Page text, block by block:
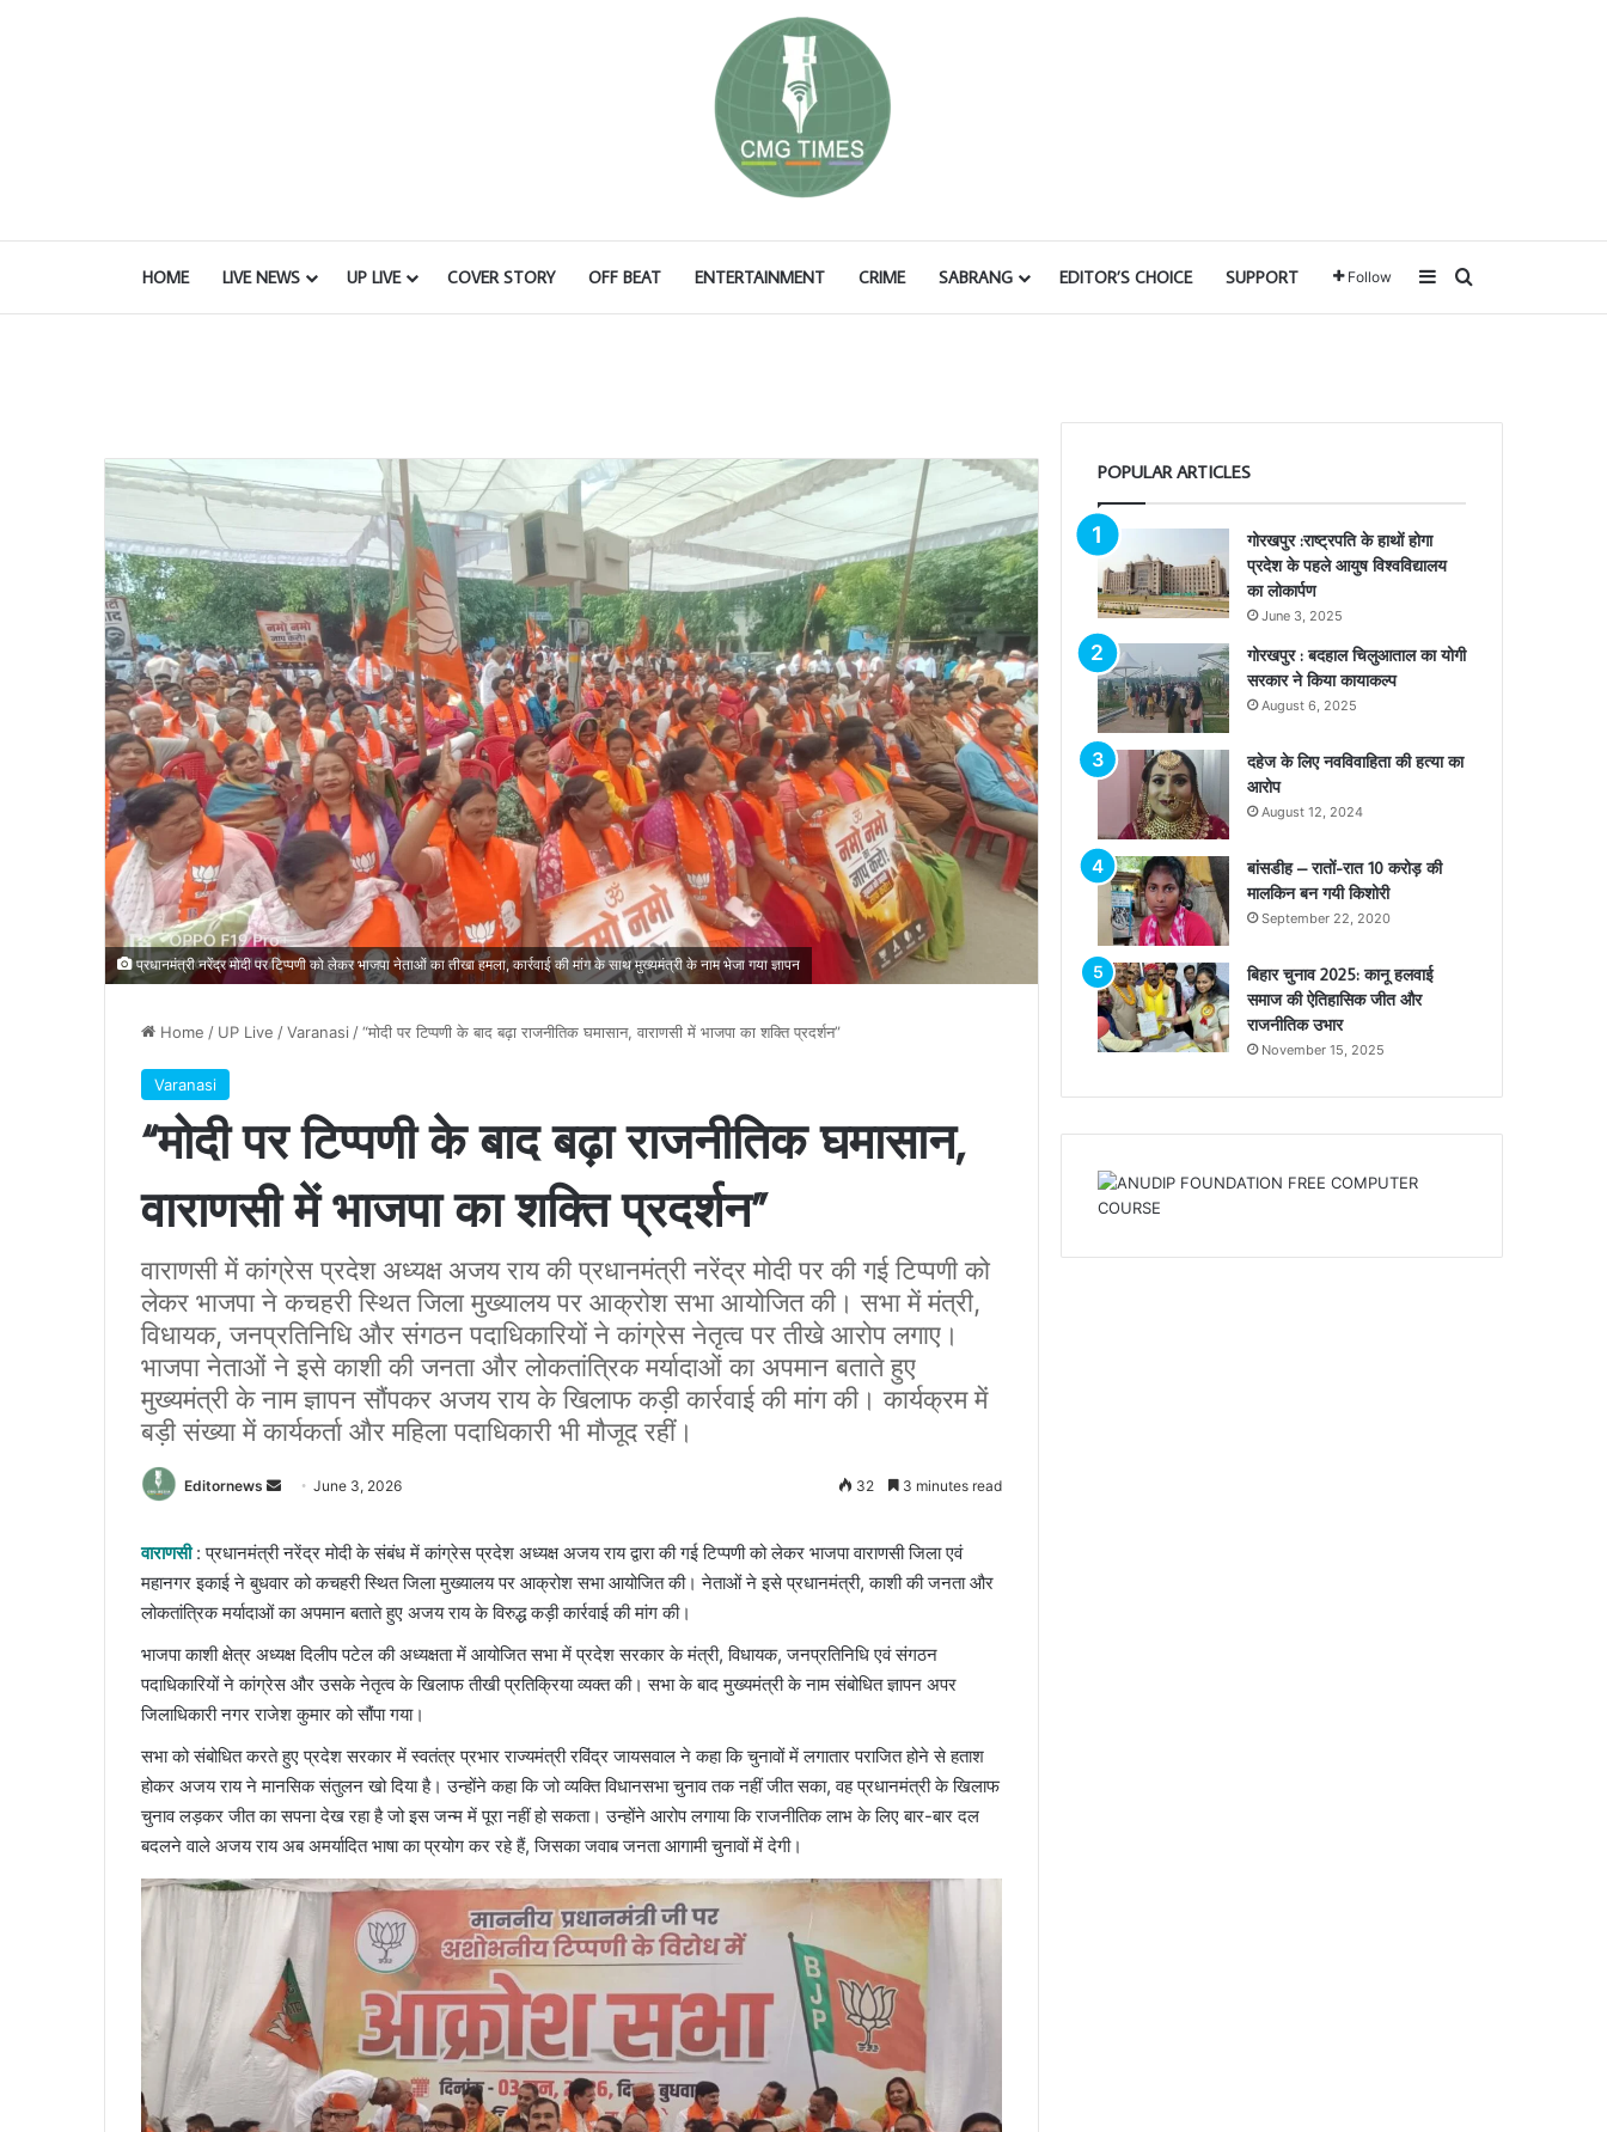
HOME LIVE NEWS UP LIVE COVER STORY OFF BEAT ENTERTAINMENT CRIME SABRANG EDITOR’S CHOICE SUPPORT Follow SidebarSearch for
प्रधानमंत्री नरेंद्र मोदी पर टिप्पणी को लेकर भाजपा नेताओं का तीखा हमला, कार्रवाई की मांग के साथ मुख्यमंत्री के नाम भेजा गया ज्ञापन
Home / UP Live /Varanasi /“मोदी पर टिप्पणी के बाद बढ़ा राजनीतिक घमासान, वाराणसी में भाजपा का शक्ति प्रदर्शन”
Varanasi
“मोदी पर टिप्पणी के बाद बढ़ा राजनीतिक घमासान,
वाराणसी में भाजपा का शक्ति प्रदर्शन”
वाराणसी में कांग्रेस प्रदेश अध्यक्ष अजय राय की प्रधानमंत्री नरेंद्र मोदी पर की गई टिप्पणी को
लेकर भाजपा ने कचहरी स्थित जिला मुख्यालय पर आक्रोश सभा आयोजित की। सभा में मंत्री,
विधायक, जनप्रतिनिधि और संगठन पदाधिकारियों ने कांग्रेस नेतृत्व पर तीखे आरोप लगाए।
भाजपा नेताओं ने इसे काशी की जनता और लोकतांत्रिक मर्यादाओं का अपमान बताते हुए
मुख्यमंत्री के नाम ज्ञापन सौंपकर अजय राय के खिलाफ कड़ी कार्रवाई की मांग की। कार्यक्रम में
बड़ी संख्या में कार्यकर्ता और महिला पदाधिकारी भी मौजूद रहीं।
Editornews
Send
email
June 3, 2026 32 3 minutes read
वाराणसी : प्रधानमंत्री नरेंद्र मोदी के संबंध में कांग्रेस प्रदेश अध्यक्ष अजय राय द्वारा की गई टिप्पणी को लेकर भाजपा वाराणसी जिला एवं
महानगर इकाई ने बुधवार को कचहरी स्थित जिला मुख्यालय पर आक्रोश सभा आयोजित की। नेताओं ने इसे प्रधानमंत्री, काशी की जनता और
लोकतांत्रिक मर्यादाओं का अपमान बताते हुए अजय राय के विरुद्ध कड़ी कार्रवाई की मांग की।
भाजपा काशी क्षेत्र अध्यक्ष दिलीप पटेल की अध्यक्षता में आयोजित सभा में प्रदेश सरकार के मंत्री, विधायक, जनप्रतिनिधि एवं संगठन
पदाधिकारियों ने कांग्रेस और उसके नेतृत्व के खिलाफ तीखी प्रतिक्रिया व्यक्त की। सभा के बाद मुख्यमंत्री के नाम संबोधित ज्ञापन अपर
जिलाधिकारी नगर राजेश कुमार को सौंपा गया।
सभा को संबोधित करते हुए प्रदेश सरकार में स्वतंत्र प्रभार राज्यमंत्री रविंद्र जायसवाल ने कहा कि चुनावों में लगातार पराजित होने से हताश
होकर अजय राय ने मानसिक संतुलन खो दिया है। उन्होंने कहा कि जो व्यक्ति विधानसभा चुनाव तक नहीं जीत सका, वह प्रधानमंत्री के खिलाफ
चुनाव लड़कर जीत का सपना देख रहा है जो इस जन्म में पूरा नहीं हो सकता। उन्होंने आरोप लगाया कि राजनीतिक लाभ के लिए बार-बार दल
बदलने वाले अजय राय अब अमर्यादित भाषा का प्रयोग कर रहे हैं, जिसका जवाब जनता आगामी चुनावों में देगी।
POPULAR ARTICLES
गोरखपुर :राष्ट्रपति के हाथों होगा
प्रदेश के पहले आयुष विश्वविद्यालय
का लोकार्पण
June 3, 2025
गोरखपुर : बदहाल चिलुआताल का योगी
सरकार ने किया कायाकल्प
August 6, 2025
दहेज के लिए नवविवाहिता की हत्या का
आरोप
August 12, 2024
बांसडीह – रातों-रात 10 करोड़ की
मालकिन बन गयी किशोरी
September 22, 2020
बिहार चुनाव 2025: कानू हलवाई
समाज की ऐतिहासिक जीत और
राजनीतिक उभार
November 15, 2025